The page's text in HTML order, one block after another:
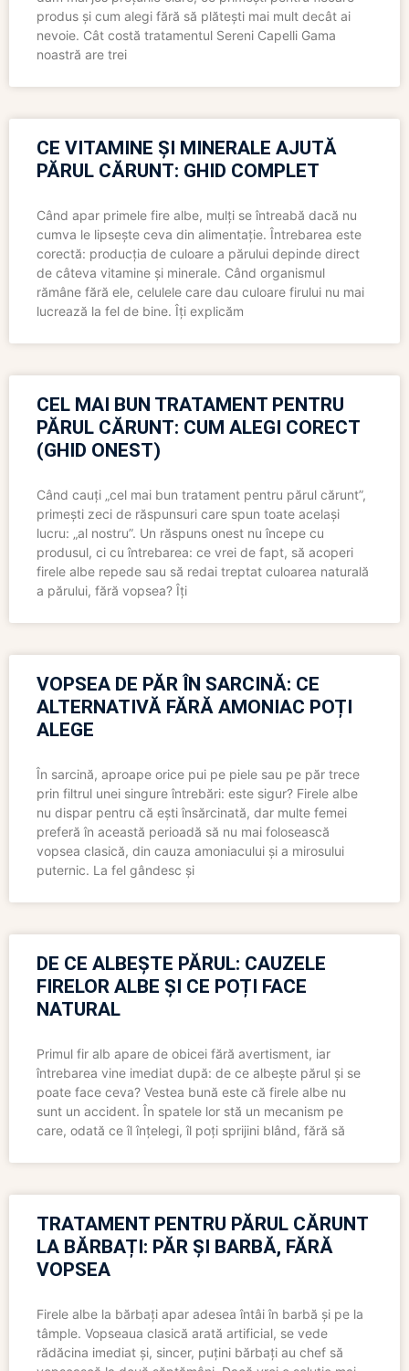
produs și cum alegi fără să plătești mai mult decât ai
nevoie. Cât costă tratamentul Sereni Capelli Gama
noastră are trei
CE VITAMINE ȘI MINERALE AJUTĂ
PĂRUL CĂRUNT: GHID COMPLET
Când apar primele fire albe, mulți se întreabă dacă nu
cumva le lipsește ceva din alimentație. Întrebarea este
corectă: producția de culoare a părului depinde direct
de câteva vitamine și minerale. Când organismul
rămâne fără ele, celulele care dau culoare firului nu mai
lucrează la fel de bine. Îți explicăm
CEL MAI BUN TRATAMENT PENTRU
PĂRUL CĂRUNT: CUM ALEGI CORECT
(GHID ONEST)
Când cauți „cel mai bun tratament pentru părul cărunt”,
primești zeci de răspunsuri care spun toate același
lucru: „al nostru”. Un răspuns onest nu începe cu
produsul, ci cu întrebarea: ce vrei de fapt, să acoperi
firele albe repede sau să redai treptat culoarea naturală
a părului, fără vopsea? Îți
VOPSEA DE PĂR ÎN SARCINĂ: CE
ALTERNATIVĂ FĂRĂ AMONIAC POȚI
ALEGE
În sarcină, aproape orice pui pe piele sau pe păr trece
prin filtrul unei singure întrebări: este sigur? Firele albe
nu dispar pentru că ești însărcinată, dar multe femei
preferă în această perioadă să nu mai folosească
vopsea clasică, din cauza amoniacului și a mirosului
puternic. La fel gândesc și
DE CE ALBEȘTE PĂRUL: CAUZELE
FIRELOR ALBE ȘI CE POȚI FACE
NATURAL
Primul fir alb apare de obicei fără avertisment, iar
întrebarea vine imediat după: de ce albește părul și se
poate face ceva? Vestea bună este că firele albe nu
sunt un accident. În spatele lor stă un mecanism pe
care, odată ce îl înțelegi, îl poți sprijini blând, fără să
TRATAMENT PENTRU PĂRUL CĂRUNT
LA BĂRBAȚI: PĂR ȘI BARBĂ, FĂRĂ
VOPSEA
Firele albe la bărbați apar adesea întâi în barbă și pe la
tâmple. Vopseaua clasică arată artificial, se vede
rădăcina imediat și, sincer, puțini bărbați au chef să